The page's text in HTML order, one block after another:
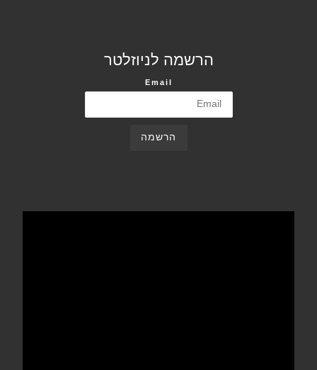
הרשמה לניוזלטר
Email
הרשמה